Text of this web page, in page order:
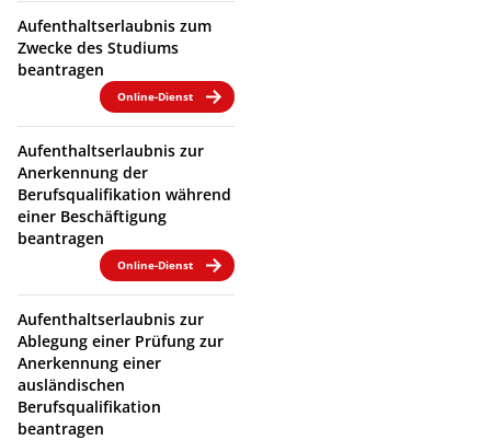
Aufenthaltserlaubnis zum
Zwecke des Studiums
beantragen
Online-Dienst
Aufenthaltserlaubnis zur
Anerkennung der
Berufsqualifikation während
einer Beschäftigung
beantragen
Online-Dienst
Aufenthaltserlaubnis zur
Ablegung einer Prüfung zur
Anerkennung einer
ausländischen
Berufsqualifikation
beantragen